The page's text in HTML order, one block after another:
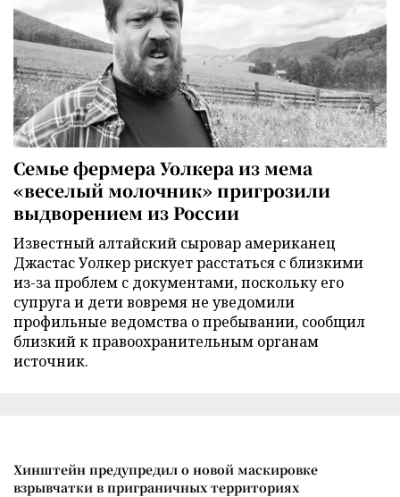
Семье фермера Уолкера из мема
«веселый молочник» пригрозили
выдворением из России
Известный алтайский сыровар американец
Джастас Уолкер рискует расстаться с близкими
из-за проблем с документами, поскольку его
супруга и дети вовремя не уведомили
профильные ведомства о пребывании, сообщил
близкий к правоохранительным органам
источник.
Хинштейн предупредил о новой маскировке
взрывчатки в приграничных территориях